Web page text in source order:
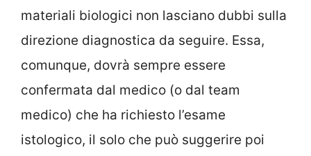
materiali biologici non lasciano dubbi sulla
direzione diagnostica da seguire. Essa,
comunque, dovrà sempre essere
confermata dal medico (o dal team
medico) che ha richiesto l’esame
istologico, il solo che può suggerire poi